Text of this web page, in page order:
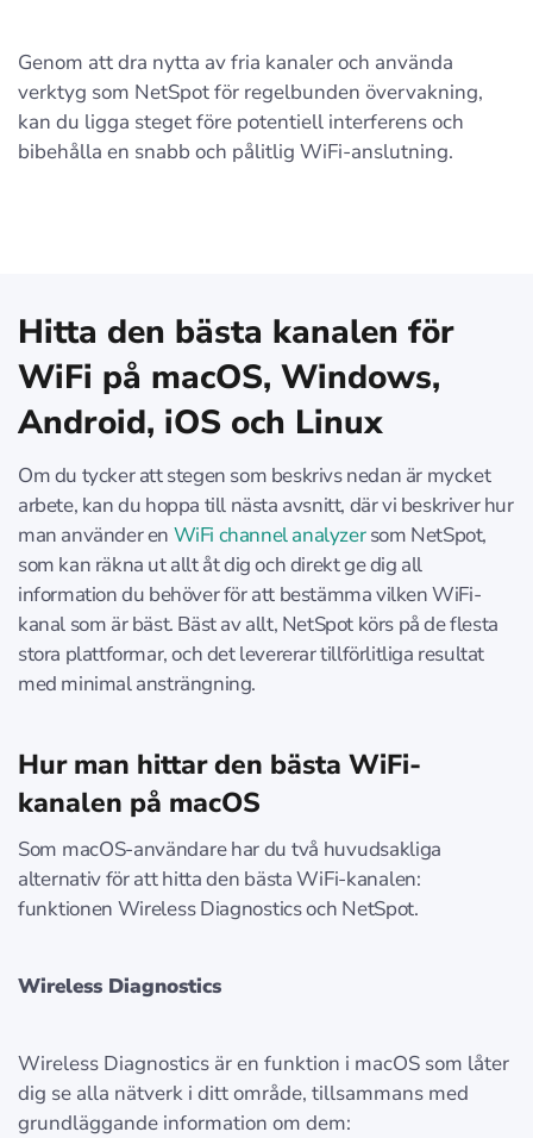
Genom att dra nytta av fria kanaler och använda
verktyg som NetSpot för regelbunden övervakning,
kan du ligga steget före potentiell interferens och
bibehålla en snabb och pålitlig WiFi-anslutning.
Hitta den bästa kanalen för
WiFi på macOS, Windows,
Android, iOS och Linux
Om du tycker att stegen som beskrivs nedan är mycket
arbete, kan du hoppa till nästa avsnitt, där vi beskriver hur
man använder en WiFi channel analyzersom NetSpot,
som kan räkna ut allt åt dig och direkt ge dig all
information du behöver för att bestämma vilken WiFi-
kanal som är bäst. Bäst av allt, NetSpot körs på de flesta
stora plattformar, och det levererar tillförlitliga resultat
med minimal ansträngning.
Hur man hittar den bästa WiFi-
kanalen på macOS
Som macOS-användare har du två huvudsakliga
alternativ för att hitta den bästa WiFi-kanalen:
funktionen Wireless Diagnostics och NetSpot.
Wireless Diagnostics
Wireless Diagnostics är en funktion i macOS som låter
dig se alla nätverk i ditt område, tillsammans med
grundläggande information om dem: